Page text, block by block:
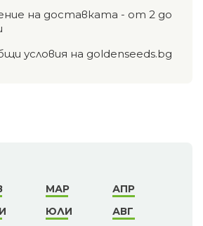
на доставката - от 2 до
условия на goldenseeds.bg
МАР
АПР
ЮЛИ АВГ